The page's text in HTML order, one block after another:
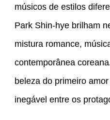
músicos de estilos
Park Shin-hye brilham
mistura romance,
contemporânea
beleza do primeiro
inegável entre os